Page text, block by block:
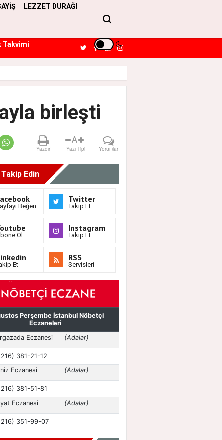
LEZZET DURAĞI
Takvimi
birleşti
Yazdır
A
Yazı Tipi Yorumlar
Takip Edin
Beğen
Twitter
Takip Et
Ol
Instagram
Takip Et
Et
RSS
Servisleri